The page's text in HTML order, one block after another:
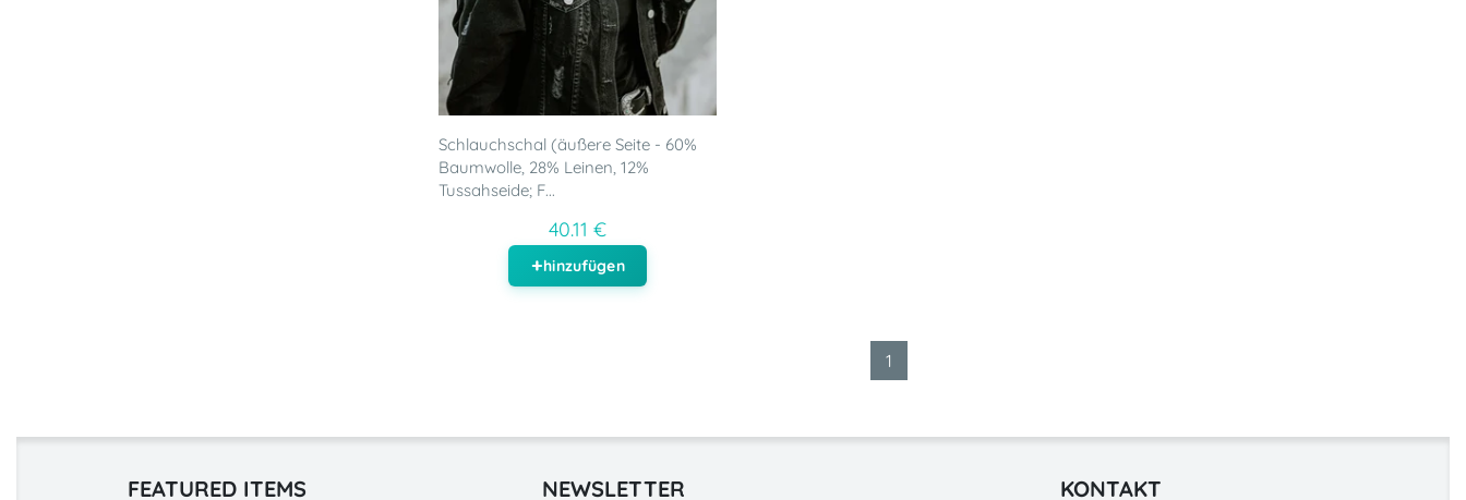
Schlauchschal (äußere Seite - 60%
Baumwolle, 28% Leinen, 12%
Tussahseide; F...
40.11 €
hinzufügen
1
FEATURED ITEMS
NEWSLETTER
KONTAKT